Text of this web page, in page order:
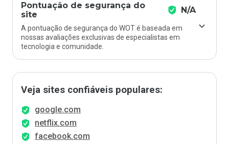
Pontuação de segurança do
site
N/A
A pontuação de segurança do WOT é baseada em
nossas avaliações exclusivas de especialistas em
tecnologia e comunidade.
Veja sites confiáveis populares:
google.com
netflix.com
facebook.com